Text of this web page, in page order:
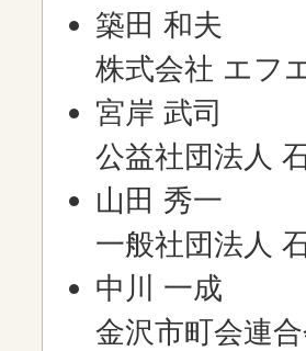
築田 和夫
株式会社 エフ
宮岸 武司
公益社団法人
山田 秀一
一般社団法人
中川 一成
金沢市町会連